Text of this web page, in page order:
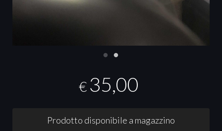
€ 35,00
Prodotto disponibile a magazzino